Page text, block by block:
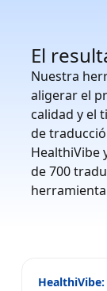
El
Nuestra
aligerar el
calidad y el
de
HealthiVibe
de 700
HealthiVibe: